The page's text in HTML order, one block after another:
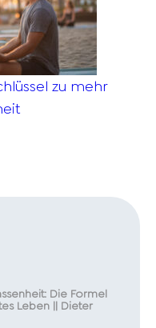
zu mehr
Die Formel
Leben || Dieter